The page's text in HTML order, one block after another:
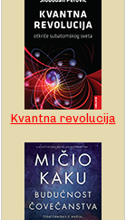
Kvantna revolucija